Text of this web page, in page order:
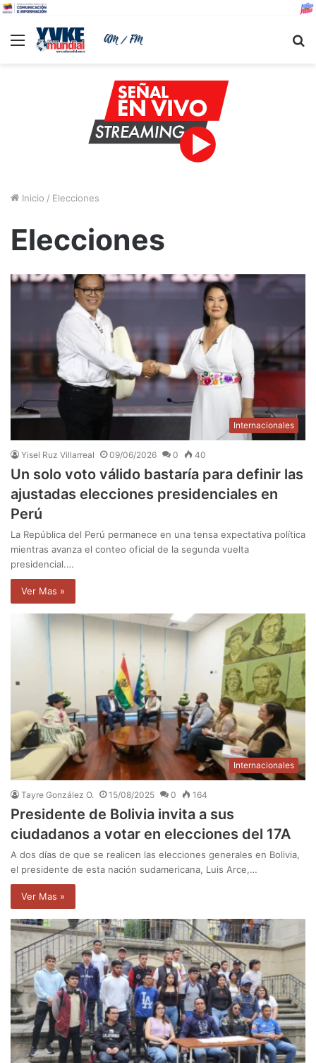
Menu
Inicio / Elecciones
Elecciones
Internacionales
Yisel Ruz Villarreal 09/06/2026 0 40
Un solo voto válido bastaría para definir las
ajustadas elecciones presidenciales en
Perú
La República del Perú permanece en una tensa expectativa política
mientras avanza el conteo oficial de la segunda vuelta
presidencial.…
Ver Mas »
Internacionales
Tayre González O. 15/08/2025 0 164
Presidente de Bolivia invita a sus
ciudadanos a votar en elecciones del 17A
A dos días de que se realicen las elecciones generales en Bolivia,
el presidente de esta nación sudamericana, Luis Arce,…
Ver Mas »